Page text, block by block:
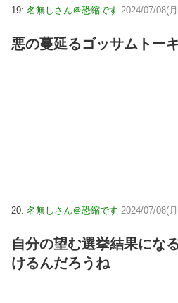
19: 名無しさん＠恐縮です 2024/07/08(
悪の蔓延るゴッサムトー
20: 名無しさん＠恐縮です 2024/07/08(
自分の望む選挙結果にな
けるんだろうね